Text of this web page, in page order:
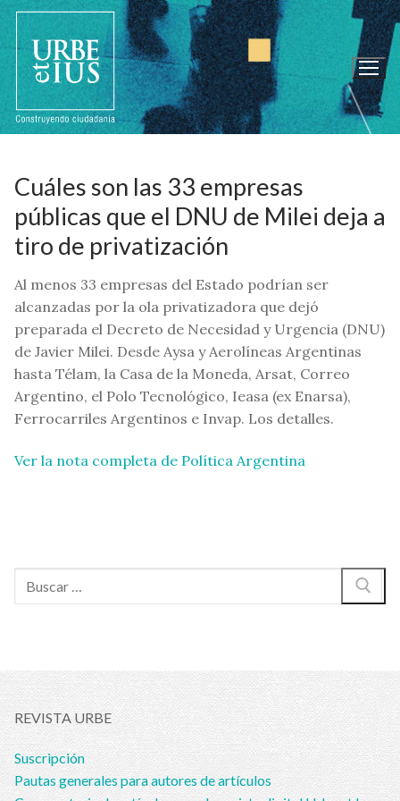
contenido
Cuáles son las 33 empresas
públicas que el DNU de Milei deja a
tiro de privatización
Al menos 33 empresas del Estado podrían ser
alcanzadas por la ola privatizadora que dejó
preparada el Decreto de Necesidad y Urgencia (DNU)
de Javier Milei. Desde Aysa y Aerolíneas Argentinas
hasta Télam, la Casa de la Moneda, Arsat, Correo
Argentino, el Polo Tecnológico, Ieasa (ex Enarsa),
Ferrocarriles Argentinos e Invap. Los detalles.
Ver la nota completa de Política Argentina
REVISTA URBE
Suscripción
Pautas generales para autores de artículos